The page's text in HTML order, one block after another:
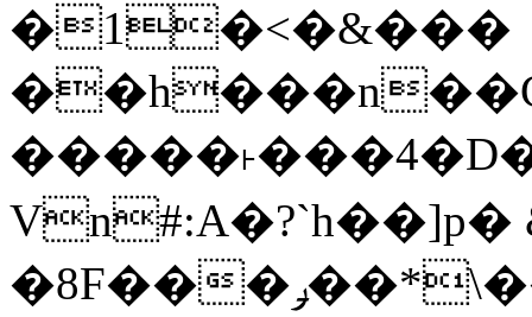
�1�<�&���
Vn#:A�?`h��]p�
�8F���ݛ��*\��U��S